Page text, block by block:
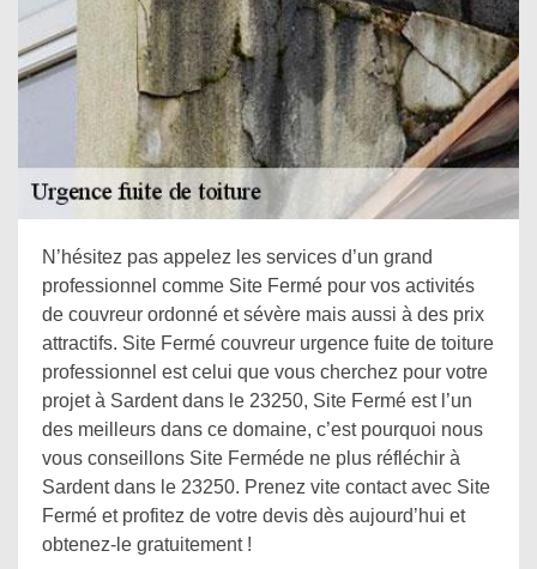
N’hésitez pas appelez les services d’un grand
professionnel comme Site Fermé pour vos activités
de couvreur ordonné et sévère mais aussi à des prix
attractifs. Site Fermé couvreur urgence fuite de toiture
professionnel est celui que vous cherchez pour votre
projet à Sardent dans le 23250, Site Fermé est l’un
des meilleurs dans ce domaine, c’est pourquoi nous
vous conseillons Site Ferméde ne plus réfléchir à
Sardent dans le 23250. Prenez vite contact avec Site
Fermé et profitez de votre devis dès aujourd’hui et
obtenez-le gratuitement !